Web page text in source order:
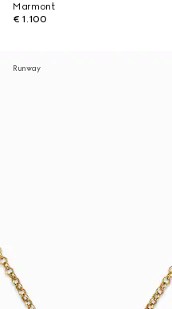
Marmont
€ 1.100
Runway